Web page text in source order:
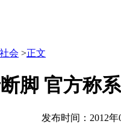
社会 >正文
脚 官方称
发布时间：2012年